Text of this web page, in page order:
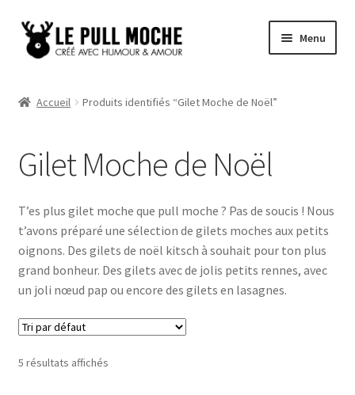
Aller
Aller
au
Menu
Pull Noël Homme
Pull Enfant
Pull Noël Promo
Accueil Produits identifiés “Gilet Moche de Noël”
Gilet Moche de Noël
T’es plus gilet moche que pull moche ? Pas de soucis ! Nous
t’avons préparé une sélection de gilets moches aux petits
oignons. Des gilets de noël kitsch à souhait pour ton plus
grand bonheur. Des gilets avec de jolis petits rennes, avec
un joli nœud pap ou encore des gilets en lasagnes.
5 résultats affichés